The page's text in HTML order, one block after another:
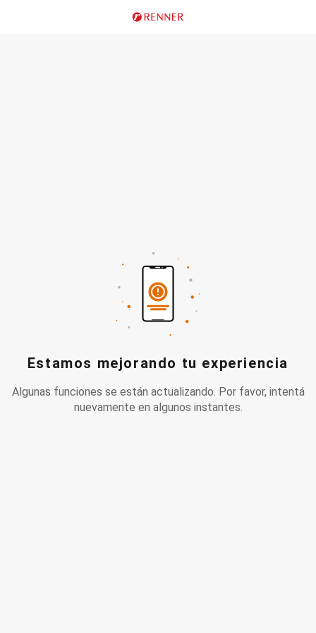
Estamos mejorando tu experiencia
Algunas funciones se están actualizando. Por favor, intentá
nuevamente en algunos instantes.